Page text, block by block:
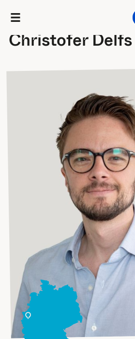
radiologie³
Christofer Delfs